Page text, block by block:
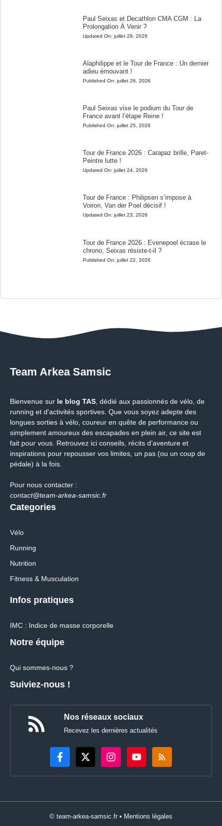
Paul Seixas et Decathlon CMA CGM : La
Prolongation À Venir ?
Updated On: juillet 29, 2026
Alaphilippe et le Tour de France : Un dernier
adieu émouvant !
Published On: juillet 26, 2026
Paul Seixas vise le podium du Tour de
France avant l’étape Reine !
Published On: juillet 25, 2026
Tour de France 2026 : Carapaz brille, Paret-
Peintre lutte !
Updated On: juillet 24, 2026
Tour de France : Philipsen s’impose à
Voiron, Van der Poel décisif !
Updated On: juillet 23, 2026
Tour de France 2026 : Evenepoel écrase le
chrono, Seixas résiste-t-il ?
Published On: juillet 22, 2026
Team Arkea Samsic
Bienvenue sur le blog TAS, dédié aux passionnés de vélo, de
running et d'activités sportives. Que vous soyez adepte des
longues sorties à vélo, coureur en quête de performance ou
simplement amoureux des escapades en plein air, ce site est
fait pour vous. Retrouvez ici conseils, récits d’aventure et
inspirations pour repousser vos limites, un pas (ou un coup de
pédale) à la fois.
Pour nous contacter :
contact@team-arkea-samsic.fr
Categories
Vélo
Running
Nutrition
Fitness & Musculation
Infos pratiques
IMC : Indice de masse corporelle
Notre équipe
Qui sommes-nous ?
Suiviez-nous !
Nos réseaux sociaux
Recevez les dernières actualités
© team-arkea-samsic.fr • Mentions légales